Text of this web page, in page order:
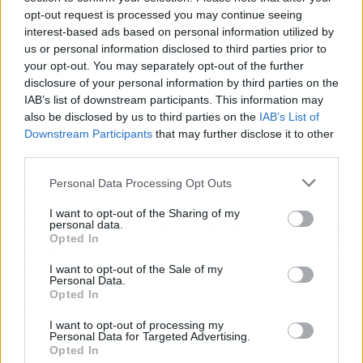
opt-out request is processed you may continue seeing
interest-based ads based on personal information utilized by
us or personal information disclosed to third parties prior to
your opt-out. You may separately opt-out of the further
disclosure of your personal information by third parties on the
IAB’s list of downstream participants. This information may
also be disclosed by us to third parties on the IAB’s List of
Downstream Participants that may further disclose it to other
Personal Data Processing Opt Outs
I want to opt-out of the Sharing of my
personal data.
Opted In
I want to opt-out of the Sale of my
Personal Data.
Opted In
I want to opt-out of processing my
Personal Data for Targeted Advertising.
Opted In
incorporará restricciones a funciones concretas
y atacará los chatbots de IA con contenido
sexual. La experiencia australiana ha mostrado
dificultades técnicas en la verificación de edad;
por eso, el Reino Unido encargará a Ofcom un
estudio para identificar métodos más robustos.
sufrimiento online de los niños”, en palabras
del Gobierno. Con este movimiento,
Reino
Unido se sitúa a la vanguardia de la regulación
digitalpara la infancia, un debate que también
se sigue de cerca en la Unión Europea.
Qué es lo importante: